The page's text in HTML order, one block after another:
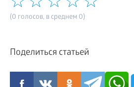
(0 голосов, в среднем 0)
Поделиться статьей